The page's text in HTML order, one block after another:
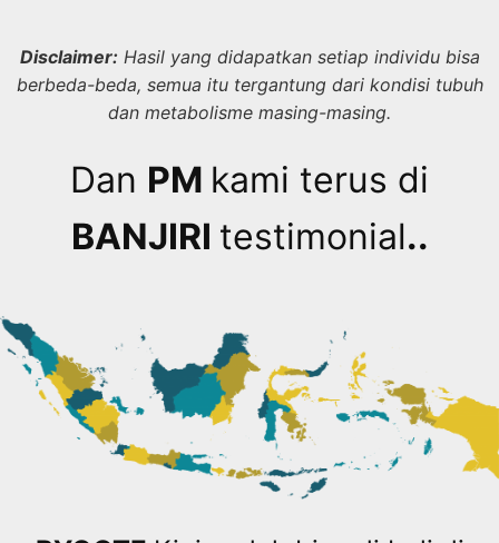
Disclaimer: Hasil yang didapatkan setiap individu bisa
berbeda-beda, semua itu tergantung dari kondisi tubuh
dan metabolisme masing-masing.
Dan PM kami terus di
BANJIRI testimonial..